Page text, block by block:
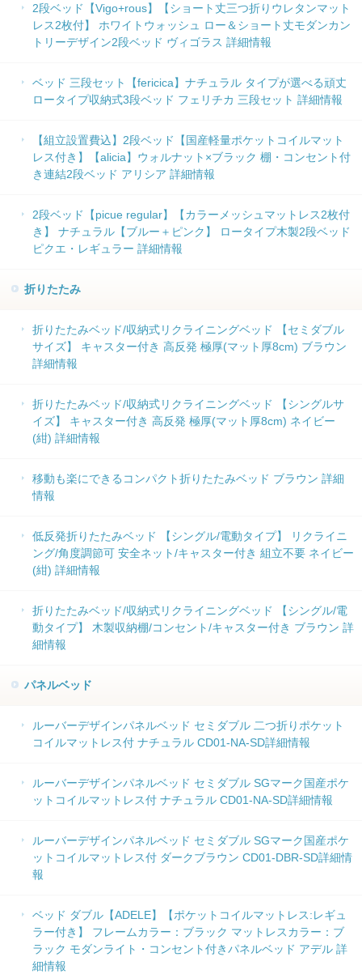
2段ベッド【Vigo+rous】【ショート丈三つ折りウレタンマット
レス2枚付】 ホワイトウォッシュ ロー＆ショート丈モダンカン
トリーデザイン2段ベッド ヴィゴラス 詳細情報
ベッド 三段セット【fericica】ナチュラル タイプが選べる頑丈
ロータイプ収納式3段ベッド フェリチカ 三段セット 詳細情報
【組立設置費込】2段ベッド【国産軽量ポケットコイルマット
レス付き】【alicia】ウォルナット×ブラック 棚・コンセント付
き連結2段ベッド アリシア 詳細情報
2段ベッド【picue regular】【カラーメッシュマットレス2枚付
き】 ナチュラル【ブルー＋ピンク】 ロータイプ木製2段ベッド
ピクエ・レギュラー 詳細情報
折りたたみ
折りたたみベッド/収納式リクライニングベッド 【セミダブル
サイズ】 キャスター付き 高反発 極厚(マット厚8cm) ブラウン
詳細情報
折りたたみベッド/収納式リクライニングベッド 【シングルサ
イズ】 キャスター付き 高反発 極厚(マット厚8cm) ネイビー
(紺) 詳細情報
移動も楽にできるコンパクト折りたたみベッド ブラウン 詳細
情報
低反発折りたたみベッド 【シングル/電動タイプ】 リクライニ
ング/角度調節可 安全ネット/キャスター付き 組立不要 ネイビー
(紺) 詳細情報
折りたたみベッド/収納式リクライニングベッド 【シングル/電
動タイプ】 木製収納棚/コンセント/キャスター付き ブラウン 詳
細情報
パネルベッド
ルーバーデザインパネルベッド セミダブル 二つ折りポケット
コイルマットレス付 ナチュラル CD01-NA-SD詳細情報
ルーバーデザインパネルベッド セミダブル SGマーク国産ポケ
ットコイルマットレス付 ナチュラル CD01-NA-SD詳細情報
ルーバーデザインパネルベッド セミダブル SGマーク国産ポケ
ットコイルマットレス付 ダークブラウン CD01-DBR-SD詳細情
報
ベッド ダブル【ADELE】【ポケットコイルマットレス:レギュ
ラー付き】 フレームカラー：ブラック マットレスカラー：ブ
ラック モダンライト・コンセント付きパネルベッド アデル 詳
細情報